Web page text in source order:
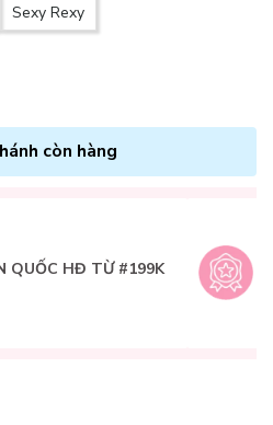
Sexy Rexy
còn hàng
QUỐC HĐ TỪ #199K